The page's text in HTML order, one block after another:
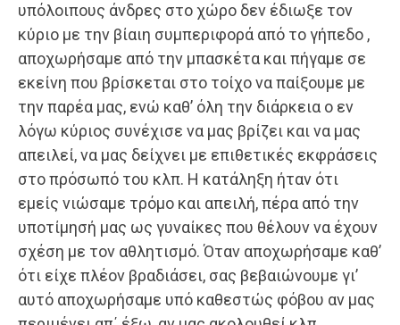
υπόλοιπους άνδρες στο χώρο δεν έδιωξε τον
κύριο με την βίαιη συμπεριφορά από το γήπεδο ,
αποχωρήσαμε από την μπασκέτα και πήγαμε σε
εκείνη που βρίσκεται στο τοίχο να παίξουμε με
την παρέα μας, ενώ καθ’ όλη την διάρκεια ο εν
λόγω κύριος συνέχισε να μας βρίζει και να μας
απειλεί, να μας δείχνει με επιθετικές εκφράσεις
στο πρόσωπό του κλπ. Η κατάληξη ήταν ότι
εμείς νιώσαμε τρόμο και απειλή, πέρα από την
υποτίμησή μας ως γυναίκες που θέλουν να έχουν
σχέση με τον αθλητισμό. Όταν αποχωρήσαμε καθ’
ότι είχε πλέον βραδιάσει, σας βεβαιώνουμε γι’
αυτό αποχωρήσαμε υπό καθεστώς φόβου αν μας